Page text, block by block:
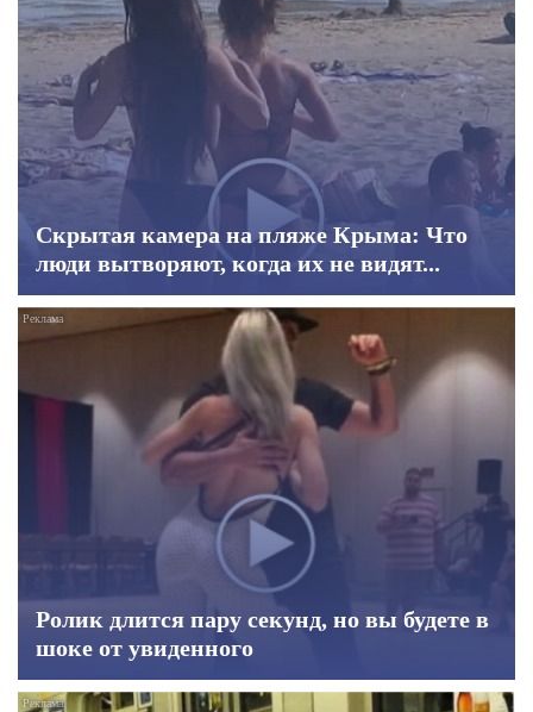
Скрытая камера на пляже Крыма: Что
люди вытворяют, когда их не видят...
Ролик длится пару секунд, но вы будете в
шоке от увиденного